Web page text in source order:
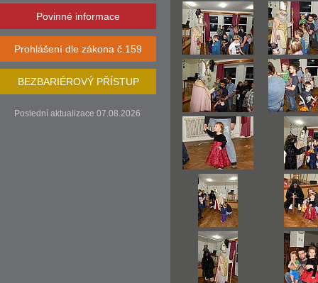
Povinné informace
Prohlášení dle zákona č.159
BEZBARIÉROVÝ PŘÍSTUP
Poslední aktualizace 07.08.2026